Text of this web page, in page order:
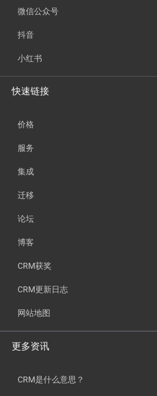
微信公众号
抖音
小红书
快速链接
价格
服务
集成
迁移
论坛
博客
CRM获奖
CRM更新日志
网站地图
更多资讯
CRM是什么意思？